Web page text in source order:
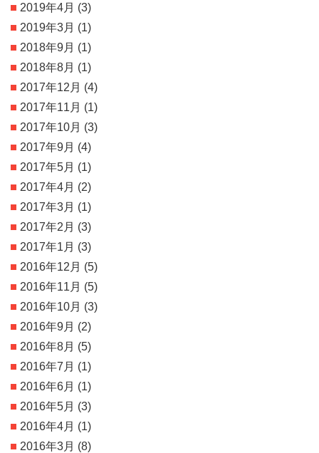
2019年4月 (3)
2019年3月 (1)
2018年9月 (1)
2018年8月 (1)
2017年12月 (4)
2017年11月 (1)
2017年10月 (3)
2017年9月 (4)
2017年5月 (1)
2017年4月 (2)
2017年3月 (1)
2017年2月 (3)
2017年1月 (3)
2016年12月 (5)
2016年11月 (5)
2016年10月 (3)
2016年9月 (2)
2016年8月 (5)
2016年7月 (1)
2016年6月 (1)
2016年5月 (3)
2016年4月 (1)
2016年3月 (8)